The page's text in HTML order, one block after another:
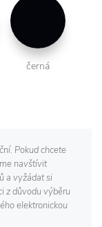
černá
Pokud chcete
navštívit
a vyžádat si
z důvodu výběru
elektronickou